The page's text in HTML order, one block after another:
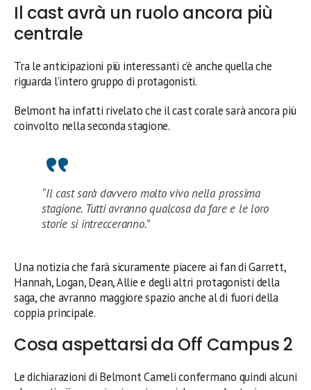
Il cast avrà un ruolo ancora più
centrale
Tra le anticipazioni più interessanti c’è anche quella che
riguarda l’intero gruppo di protagonisti.
Belmont ha infatti rivelato che il cast corale sarà ancora più
coinvolto nella seconda stagione.
“Il cast sarà davvero molto vivo nella prossima
stagione. Tutti avranno qualcosa da fare e le loro
storie si intrecceranno.”
Una notizia che farà sicuramente piacere ai fan di Garrett,
Hannah, Logan, Dean, Allie e degli altri protagonisti della
saga, che avranno maggiore spazio anche al di fuori della
coppia principale.
Cosa aspettarsi da Off Campus 2
Le dichiarazioni di Belmont Cameli confermano quindi alcuni